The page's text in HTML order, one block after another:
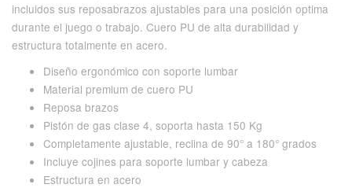
incluidos sus reposabrazos ajustables para una posición optima
durante el juego o trabajo. Cuero PU de alta durabilidad y
estructura totalmente en acero.
Diseño ergonómico con soporte lumbar
Material premium de cuero PU
Reposa brazos
Pistón de gas clase 4, soporta hasta 150 Kg
Completamente ajustable, reclina de 90° a 180° grados
Incluye cojines para soporte lumbar y cabeza
Estructura en acero